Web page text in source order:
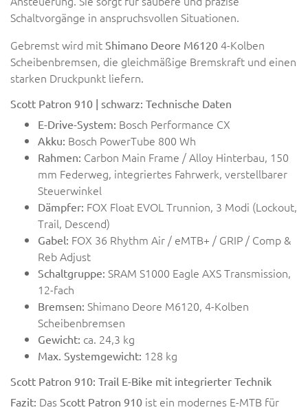
Schaltvorgänge in anspruchsvollen Situationen.
Gebremst wird mit Shimano Deore M6120 4-Kolben
Scheibenbremsen, die gleichmäßige Bremskraft und einen
starken Druckpunkt liefern.
Scott Patron 910 | schwarz: Technische Daten
E-Drive-System: Bosch Performance CX
Akku: Bosch PowerTube 800 Wh
Rahmen: Carbon Main Frame / Alloy Hinterbau, 150
mm Federweg, integriertes Fahrwerk, verstellbarer
Steuerwinkel
Dämpfer: FOX Float EVOL Trunnion, 3 Modi (Lockout,
Trail, Descend)
Gabel: FOX 36 Rhythm Air / eMTB+ / GRIP / Comp &
Reb Adjust
Schaltgruppe: SRAM S1000 Eagle AXS Transmission,
12-fach
Bremsen: Shimano Deore M6120, 4-Kolben
Scheibenbremsen
Gewicht: ca. 24,3 kg
Max. Systemgewicht: 128 kg
Scott Patron 910: Trail E-Bike mit integrierter Technik
Fazit: Das Scott Patron 910 ist ein modernes E-MTB für